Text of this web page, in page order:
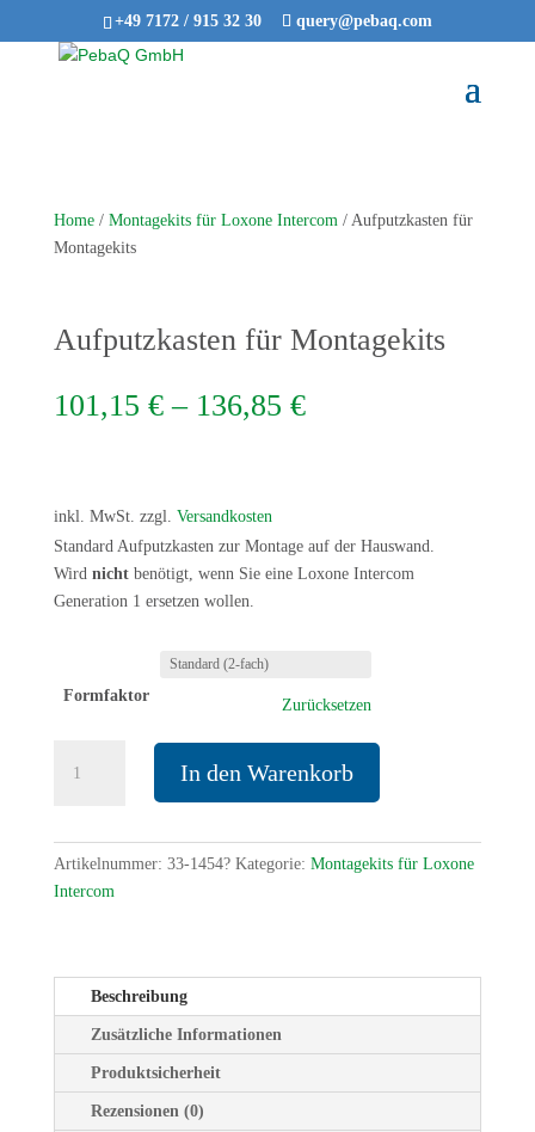
+49 7172 / 915 32 30 query@pebaq.com
Home/ Montagekits für Loxone Intercom/ Aufputzkasten für
Montagekits
Aufputzkasten für Montagekits
101,15 €– 136,85 €
inkl. MwSt. zzgl. Versandkosten
Standard Aufputzkasten zur Montage auf der Hauswand.
Wird nichtbenötigt, wenn Sie eine Loxone Intercom
Generation 1 ersetzen wollen.
Formfaktor
Zurücksetzen
In den Warenkorb
Artikelnummer: 33-1454? Kategorie: Montagekits für Loxone
Intercom
Beschreibung
Zusätzliche Informationen
Produktsicherheit
Rezensionen (0)